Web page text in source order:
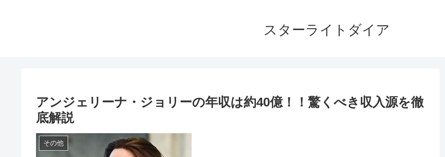
スターライトダイア
アンジェリーナ・ジョリーの年収は約40億！！驚くべき収入源を徹
底解説
その他